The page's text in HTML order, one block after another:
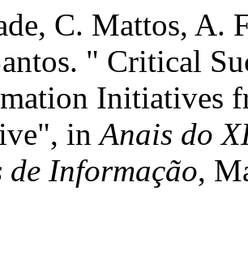
C. Mattos, A.
" Critical
Initiatives
inAnais do
de Informação,